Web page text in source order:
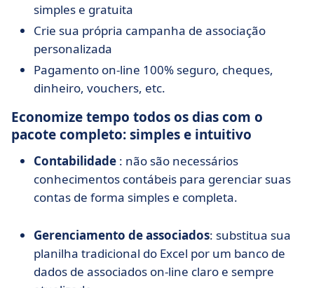
simples e gratuita
Crie sua própria campanha de associação
personalizada
Pagamento on-line 100% seguro, cheques,
dinheiro, vouchers, etc.
Economize tempo todos os dias com o
pacote completo: simples e intuitivo
Contabilidade : não são necessários
conhecimentos contábeis para gerenciar suas
contas de forma simples e completa.
Gerenciamento de associados: substitua sua
planilha tradicional do Excel por um banco de
dados de associados on-line claro e sempre